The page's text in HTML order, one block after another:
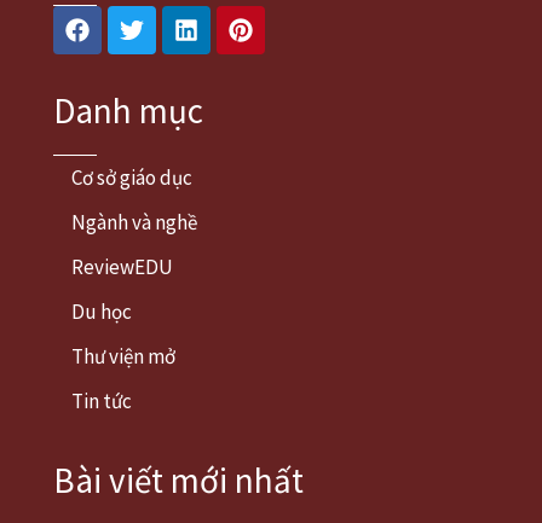
FacebookTwitterLinkedinPinterest
Danh mục
Cơ sở giáo dục
Ngành và nghề
ReviewEDU
Du học
Thư viện mở
Tin tức
Bài viết mới nhất